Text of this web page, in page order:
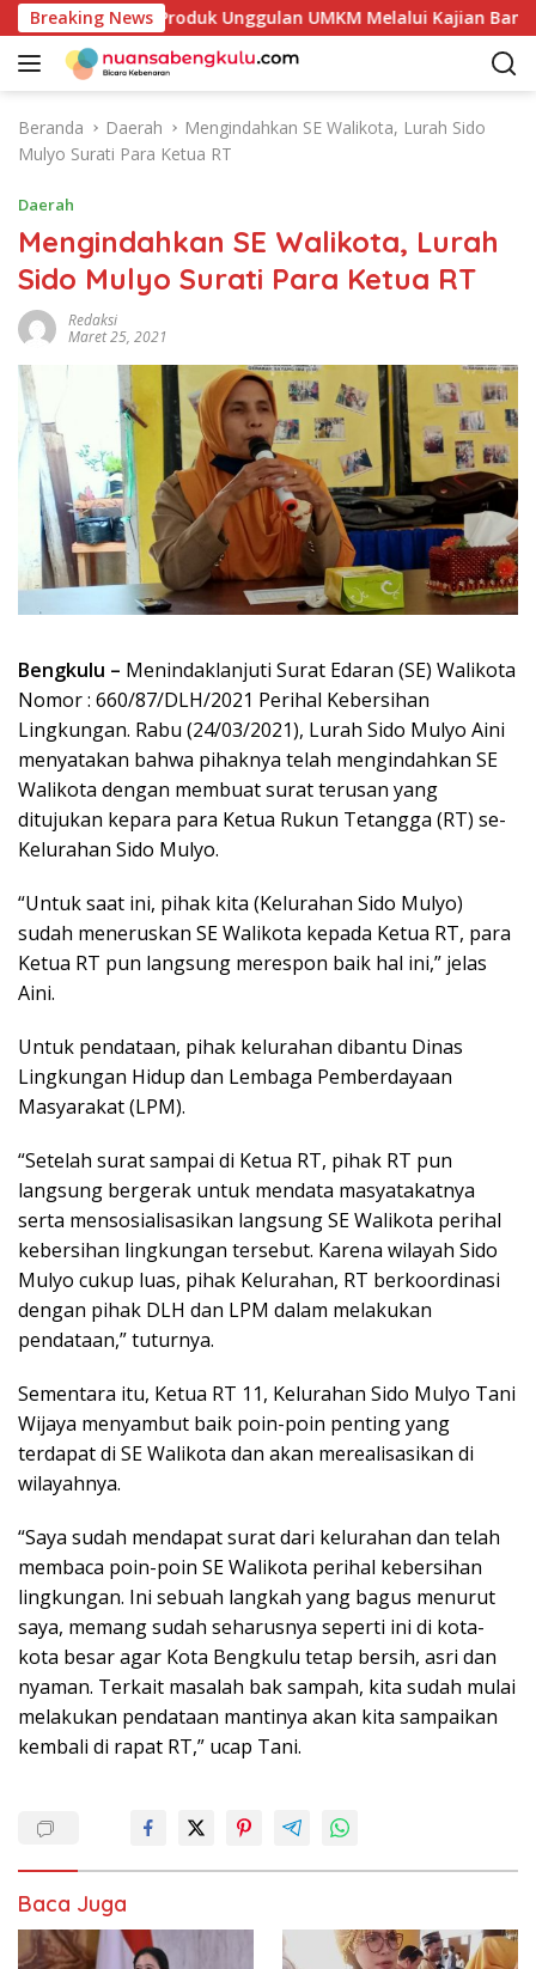
a
Breaking News
Potensi Produk Unggulan UMKM Melalui Kajian Bank
Beranda Daerah
Mengindahkan SE Walikota, Lurah Sido
Mulyo Surati Para Ketua RT
Daerah
Mengindahkan SE Walikota, Lurah
Sido Mulyo Surati Para Ketua RT
Redaksi
Maret 25, 2021
Bengkulu – Menindaklanjuti Surat Edaran (SE) Walikota
Nomor : 660/87/DLH/2021 Perihal Kebersihan
Lingkungan. Rabu (24/03/2021), Lurah Sido Mulyo Aini
menyatakan bahwa pihaknya telah mengindahkan SE
Walikota dengan membuat surat terusan yang
ditujukan kepara para Ketua Rukun Tetangga (RT) se-
Kelurahan Sido Mulyo.
“Untuk saat ini, pihak kita (Kelurahan Sido Mulyo)
sudah meneruskan SE Walikota kepada Ketua RT, para
Ketua RT pun langsung merespon baik hal ini,” jelas
Aini.
Untuk pendataan, pihak kelurahan dibantu Dinas
Lingkungan Hidup dan Lembaga Pemberdayaan
Masyarakat (LPM).
“Setelah surat sampai di Ketua RT, pihak RT pun
langsung bergerak untuk mendata masyatakatnya
serta mensosialisasikan langsung SE Walikota perihal
kebersihan lingkungan tersebut. Karena wilayah Sido
Mulyo cukup luas, pihak Kelurahan, RT berkoordinasi
dengan pihak DLH dan LPM dalam melakukan
pendataan,” tuturnya.
Sementara itu, Ketua RT 11, Kelurahan Sido Mulyo Tani
Wijaya menyambut baik poin-poin penting yang
terdapat di SE Walikota dan akan merealisasikan di
wilayahnya.
“Saya sudah mendapat surat dari kelurahan dan telah
membaca poin-poin SE Walikota perihal kebersihan
lingkungan. Ini sebuah langkah yang bagus menurut
saya, memang sudah seharusnya seperti ini di kota-
kota besar agar Kota Bengkulu tetap bersih, asri dan
nyaman. Terkait masalah bak sampah, kita sudah mulai
melakukan pendataan mantinya akan kita sampaikan
kembali di rapat RT,” ucap Tani.
Baca Juga